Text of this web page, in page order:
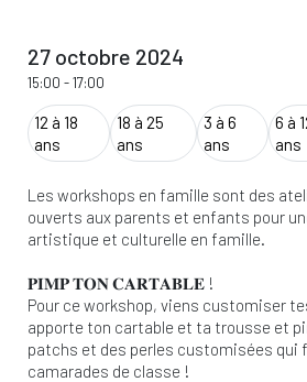
27 octobre 2024
15:00 -17:00
12 à 18
ans
18 à 25
ans
3 à 6
ans
6 à
ans
Les workshops en famille sont des
ouverts aux parents et enfants pour
artistique et culturelle en famille.
𝐏𝐈𝐌𝐏 𝐓𝐎𝐍 𝐂𝐀𝐑𝐓𝐀𝐁𝐋𝐄 !
Pour ce workshop, viens customiser
apporte ton cartable et ta trousse et
patchs et des perles customisées qui
camarades de classe !